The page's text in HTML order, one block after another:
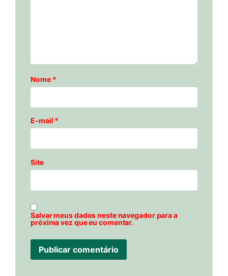
Nome *
E-mail *
Site
Salvar meus dados neste navegador para a
próxima vez que eu comentar.